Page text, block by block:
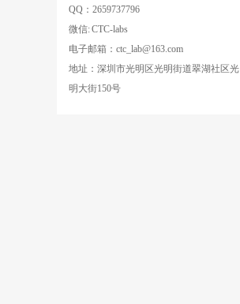
QQ：2659737796
微信: CTC-labs
电子邮箱：ctc_lab@163.com
地址：深圳市光明区光明街道翠湖社区光
明大街150号